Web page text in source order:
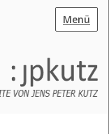
Menü